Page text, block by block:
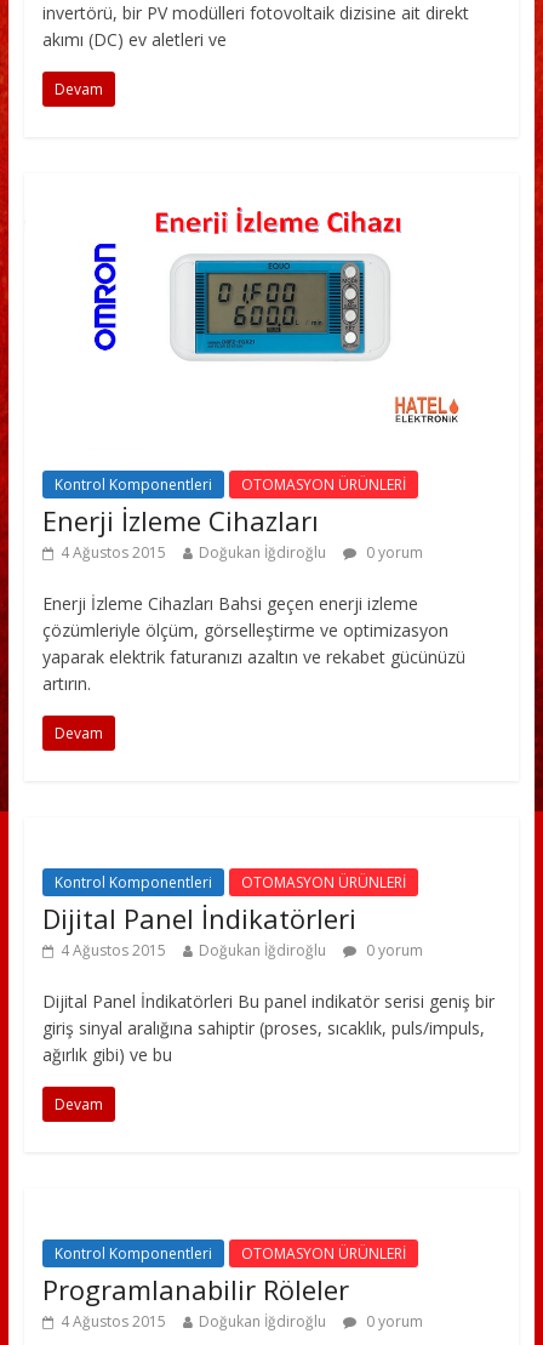
invertörü, bir PV modülleri fotovoltaik dizisine ait direkt
akımı (DC) ev aletleri ve
Devam
Kontrol Komponentleri OTOMASYON ÜRÜNLERİ
Enerji İzleme Cihazları
4 Ağustos 2015 Doğukan İğdiroğlu 0 yorum
Enerji İzleme Cihazları Bahsi geçen enerji izleme
çözümleriyle ölçüm, görselleştirme ve optimizasyon
yaparak elektrik faturanızı azaltın ve rekabet gücünüzü
artırın.
Devam
Kontrol Komponentleri OTOMASYON ÜRÜNLERİ
Dijital Panel İndikatörleri
4 Ağustos 2015 Doğukan İğdiroğlu 0 yorum
Dijital Panel İndikatörleri Bu panel indikatör serisi geniş bir
giriş sinyal aralığına sahiptir (proses, sıcaklık, puls/impuls,
ağırlık gibi) ve bu
Devam
Kontrol Komponentleri OTOMASYON ÜRÜNLERİ
Programlanabilir Röleler
4 Ağustos 2015 Doğukan İğdiroğlu 0 yorum